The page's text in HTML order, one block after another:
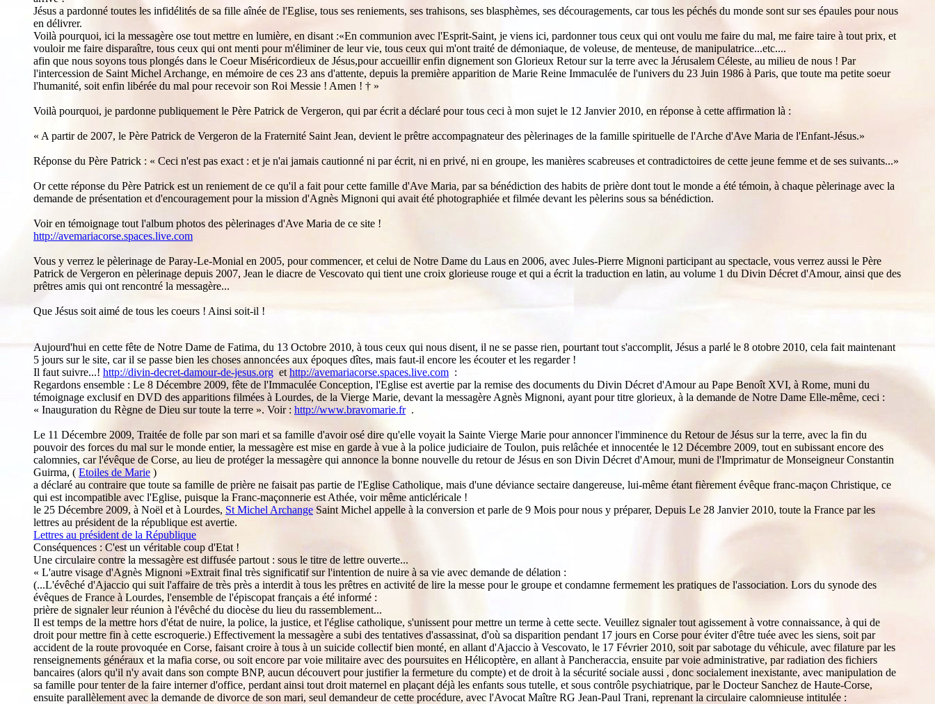
Jésus a pardonné toutes les infidélités de sa fille aînée de l'Eglise, tous ses reniements, ses trahisons, ses blasphèmes, ses découragements, car tous les péchés du monde sont sur ses épaules pour nous
en délivrer.
Voilà pourquoi, ici la messagère ose tout mettre en lumière, en disant :«En communion avec l'Esprit-Saint, je viens ici, pardonner tous ceux qui ont voulu me faire du mal, me faire taire à tout prix, et
vouloir me faire disparaître, tous ceux qui ont menti pour m'éliminer de leur vie, tous ceux qui m'ont traité de démoniaque, de voleuse, de menteuse, de manipulatrice...etc....
afin que nous soyons tous plongés dans le Coeur Miséricordieux de Jésus,pour accueillir enfin dignement son Glorieux Retour sur la terre avec la Jérusalem Céleste, au milieu de nous ! Par
l'intercession de Saint Michel Archange, en mémoire de ces 23 ans d'attente, depuis la première apparition de Marie Reine Immaculée de l'univers du 23 Juin 1986 à Paris, que toute ma petite soeur
l'humanité, soit enfin libérée du mal pour recevoir son Roi Messie ! Amen ! † »
Voilà pourquoi, je pardonne publiquement le Père Patrick de Vergeron, qui par écrit a déclaré pour tous ceci à mon sujet le 12 Janvier 2010, en réponse à cette affirmation là :
« A partir de 2007, le Père Patrick de Vergeron de la Fraternité Saint Jean, devient le prêtre accompagnateur des pèlerinages de la famille spirituelle de l'Arche d'Ave Maria de l'Enfant-Jésus.»
Réponse du Père Patrick : « Ceci n'est pas exact : et je n'ai jamais cautionné ni par écrit, ni en privé, ni en groupe, les manières scabreuses et contradictoires de cette jeune femme et de ses suivants...»
Or cette réponse du Père Patrick est un reniement de ce qu'il a fait pour cette famille d'Ave Maria, par sa bénédiction des habits de prière dont tout le monde a été témoin, à chaque pèlerinage avec la
demande de présentation et d'encouragement pour la mission d'Agnès Mignoni qui avait été photographiée et filmée devant les pèlerins sous sa bénédiction.
Voir en témoignage tout l'album photos des pèlerinages d'Ave Maria de ce site !
http://avemariacorse.spaces.live.com
Vous y verrez le pèlerinage de Paray-Le-Monial en 2005, pour commencer, et celui de Notre Dame du Laus en 2006, avec Jules-Pierre Mignoni participant au spectacle, vous verrez aussi le Père
Patrick de Vergeron en pèlerinage depuis 2007, Jean le diacre de Vescovato qui tient une croix glorieuse rouge et qui a écrit la traduction en latin, au volume 1 du Divin Décret d'Amour, ainsi que des
prêtres amis qui ont rencontré la messagère...
Que Jésus soit aimé de tous les coeurs ! Ainsi soit-il !
Aujourd'hui en cette fête de Notre Dame de Fatima, du 13 Octobre 2010, à tous ceux qui nous disent, il ne se passe rien, pourtant tout s'accomplit, Jésus a parlé le 8 otobre 2010, cela fait maintenant
5 jours sur le site, car il se passe bien les choses annoncées aux époques dîtes, mais faut-il encore les écouter et les regarder !
Il faut suivre...! http://divin-decret-damour-de-jesus.org et http://avemariacorse.spaces.live.com :
Regardons ensemble : Le 8 Décembre 2009, fête de l'Immaculée Conception, l'Eglise est avertie par la remise des documents du Divin Décret d'Amour au Pape Benoît XVI, à Rome, muni du
témoignage exclusif en DVD des apparitions filmées à Lourdes, de la Vierge Marie, devant la messagère Agnès Mignoni, ayant pour titre glorieux, à la demande de Notre Dame Elle-même, ceci :
« Inauguration du Règne de Dieu sur toute la terre ». Voir : http://www.bravomarie.fr.
Le 11 Décembre 2009, Traitée de folle par son mari et sa famille d'avoir osé dire qu'elle voyait la Sainte Vierge Marie pour annoncer l'imminence du Retour de Jésus sur la terre, avec la fin du
pouvoir des forces du mal sur le monde entier, la messagère est mise en garde à vue à la police judiciaire de Toulon, puis relâchée et innocentée le 12 Décembre 2009, tout en subissant encore des
calomnies, car l'évêque de Corse, au lieu de protéger la messagère qui annonce la bonne nouvelle du retour de Jésus en son Divin Décret d'Amour, muni de l'Imprimatur de Monseigneur Constantin
Guirma, ( Etoiles de Marie )
a déclaré au contraire que toute sa famille de prière ne faisait pas partie de l'Eglise Catholique, mais d'une déviance sectaire dangereuse, lui-même étant fièrement évêque franc-maçon Christique, ce
qui est incompatible avec l'Eglise, puisque la Franc-maçonnerie est Athée, voir même anticléricale !
le 25 Décembre 2009, à Noël et à Lourdes, St Michel Archange Saint Michel appelle à la conversion et parle de 9 Mois pour nous y préparer, Depuis Le 28 Janvier 2010, toute la France par les
lettres au président de la république est avertie.
Lettres au président de la République
Conséquences : C'est un véritable coup d'Etat !
Une circulaire contre la messagère est diffusée partout : sous le titre de lettre ouverte...
« L'autre visage d'Agnès Mignoni »Extrait final très significatif sur l'intention de nuire à sa vie avec demande de délation :
(...L'évêché d'Ajaccio qui suit l'affaire de très près a interdit à tous les prêtres en activité de lire la messe pour le groupe et condamne fermement les pratiques de l'association. Lors du synode des
évêques de France à Lourdes, l'ensemble de l'épiscopat français a été informé :
prière de signaler leur réunion à l'évêché du diocèse du lieu du rassemblement...
Il est temps de la mettre hors d'état de nuire, la police, la justice, et l'église catholique, s'unissent pour mettre un terme à cette secte. Veuillez signaler tout agissement à votre connaissance, à qui de
droit pour mettre fin à cette escroquerie.) Effectivement la messagère a subi des tentatives d'assassinat, d'où sa disparition pendant 17 jours en Corse pour éviter d'être tuée avec les siens, soit par
accident de la route provoquée en Corse, faisant croire à tous à un suicide collectif bien monté, en allant d'Ajaccio à Vescovato, le 17 Février 2010, soit par sabotage du véhicule, avec filature par les
renseignements généraux et la mafia corse, ou soit encore par voie militaire avec des poursuites en Hélicoptère, en allant à Pancheraccia, ensuite par voie administrative, par radiation des fichiers
bancaires (alors qu'il n'y avait dans son compte BNP, aucun découvert pour justifier la fermeture du compte) et de droit à la sécurité sociale aussi , donc socialement inexistante, avec manipulation de
sa famille pour tenter de la faire interner d'office, perdant ainsi tout droit maternel en plaçant déjà les enfants sous tutelle, et sous contrôle psychiatrique, par le Docteur Sanchez de Haute-Corse,
ensuite parallèlement avec la demande de divorce de son mari, seul demandeur de cette procédure, avec l'Avocat Maître RG Jean-Paul Trani, reprenant la circulaire calomnieuse intitulée :